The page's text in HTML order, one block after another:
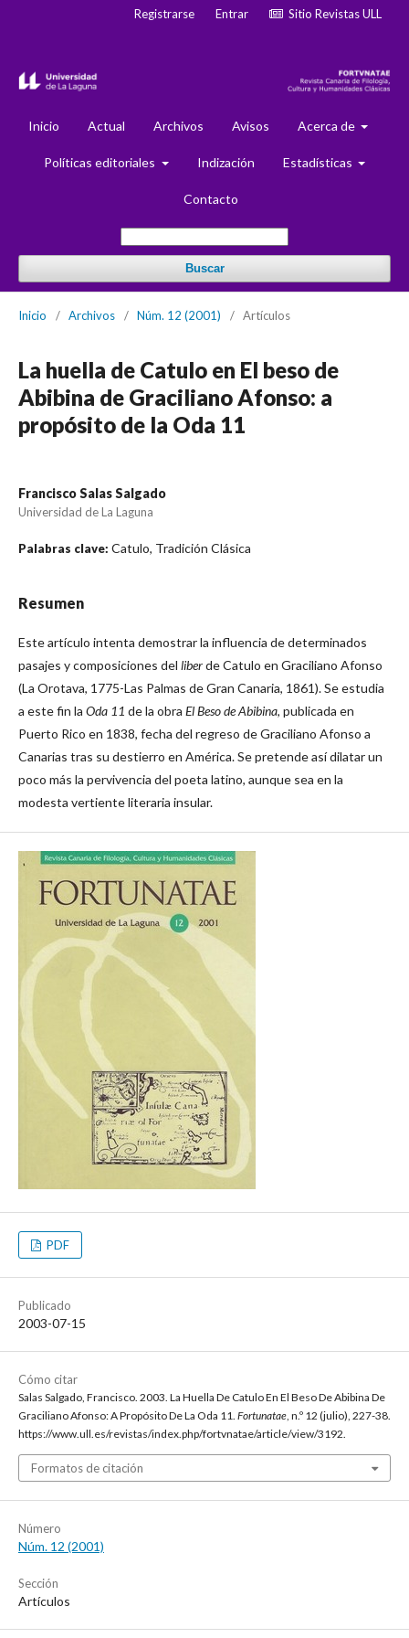
Inicio Actual Archivos Avisos Acerca de
Políticas editoriales Indización Estadísticas
Contacto
Buscar
Registrarse Entrar Sitio Revistas ULL
Inicio / Archivos / Núm. 12 (2001) / Artículos
La huella de Catulo en El beso de
Abibina de Graciliano Afonso: a
propósito de la Oda 11
Francisco Salas Salgado
Universidad de La Laguna
Palabras clave: Catulo, Tradición Clásica
Resumen
Este artículo intenta demostrar la influencia de determinados
pasajes y composiciones del liberde Catulo en Graciliano Afonso
(La Orotava, 1775-Las Palmas de Gran Canaria, 1861). Se estudia
a este fin la Oda 11 de la obra El Beso de Abibina, publicada en
Puerto Rico en 1838, fecha del regreso de Graciliano Afonso a
Canarias tras su destierro en América. Se pretende así dilatar un
poco más la pervivencia del poeta latino, aunque sea en la
modesta vertiente literaria insular.
PDF
Publicado
2003-07-15
Cómo citar
Salas Salgado, Francisco. 2003. La Huella De Catulo En El Beso De Abibina De
Graciliano Afonso: A Propósito De La Oda 11. Fortunatae , n.º 12 (julio), 227-38.
https://www.ull.es/revistas/index.php/fortvnatae/article/view/3192.
Formatos de citación
Número
Núm. 12 (2001)
Sección
Artículos